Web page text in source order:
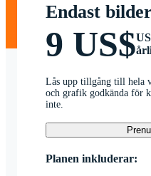
Endast bilder
9 US$
Lås upp tillgång till hela
och grafik godkända för
inte.
Planen inkluderar: